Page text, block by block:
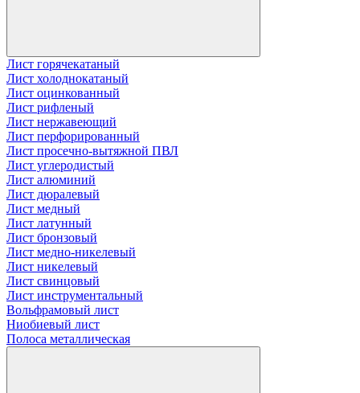
Лист горячекатаный
Лист холоднокатаный
Лист оцинкованный
Лист рифленый
Лист нержавеющий
Лист перфорированный
Лист просечно-вытяжной ПВЛ
Лист углеродистый
Лист алюминий
Лист дюралевый
Лист медный
Лист латунный
Лист бронзовый
Лист медно-никелевый
Лист никелевый
Лист свинцовый
Лист инструментальный
Вольфрамовый лист
Ниобиевый лист
Полоса металлическая